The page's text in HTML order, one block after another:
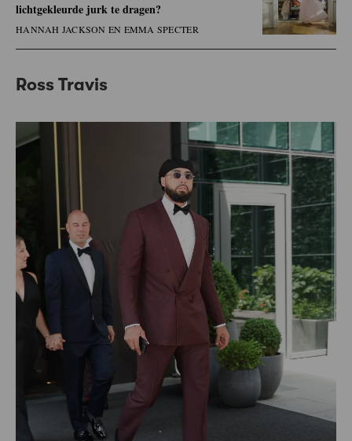
lichtgekleurde jurk te dragen?
HANNAH JACKSON EN EMMA SPECTER
Ross Travis